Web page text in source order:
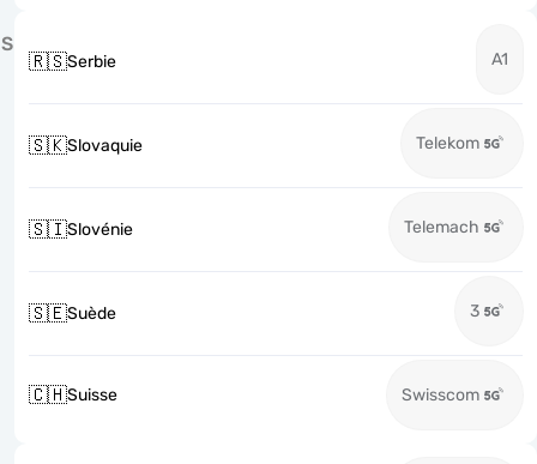
S
🇷🇸Serbie A1
🇸🇰Slovaquie Telekom
🇸🇮Slovénie Telemach
🇸🇪Suède 3
🇨🇭Suisse Swisscom